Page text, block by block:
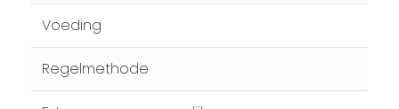
Voeding
Regelmethode